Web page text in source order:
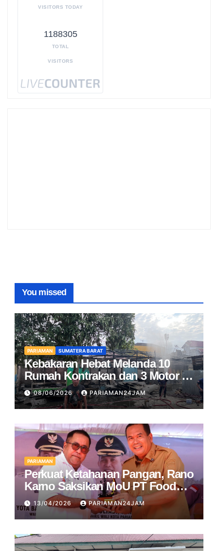
VISITORS TODAY
1188305
TOTAL
VISITORS
You missed
PARIAMAN SUMATERA BARAT
Kebakaran Hebat Melanda 10
Rumah Kontrakan dan 3 Motor di
Pariaman
08/06/2026 PARIAMAN24JAM
PARIAMAN
Perkuat Ketahanan Pangan, Rano
Karno Saksikan MoU PT Food
Station dan Pemko Pariaman
13/04/2026 PARIAMAN24JAM